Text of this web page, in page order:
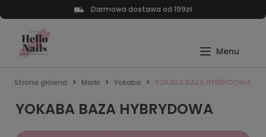
Darmowa dostawa od 199zł
Strona główna Marki Yokaba YOKABA BAZA HYBRYDOWA
YOKABA BAZA HYBRYDOWA